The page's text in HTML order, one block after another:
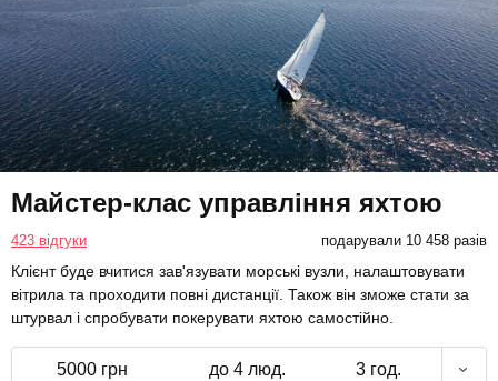
Майстер-клас управління яхтою
423 відгуки подарували 10 458 разів
Клієнт буде вчитися зав'язувати морські вузли, налаштовувати
вітрила та проходити повні дистанції. Також він зможе стати за
штурвал і спробувати покерувати яхтою самостійно.
5000 грн до 4 люд. 3 год.